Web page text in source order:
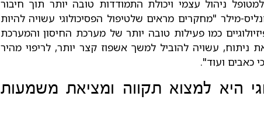
למטופל ניהול עצמי ויכולת התמודדות טובה יותר תוך חיבור
מילר "מחקרים מראים שלטיפול הפסיכולוגי עשויה להיות
כמו פעילות טובה יותר של מערכת החיסון והמערכת
ניתוח, עשויה להוביל למשך אשפוז קצר יותר, לריפוי מהיר
כאבים ועוד".
היא למצוא תקווה ומציאת משמעות